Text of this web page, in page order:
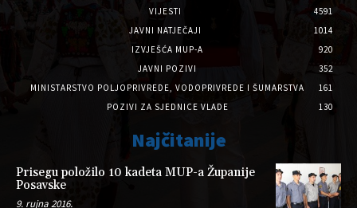
VIJESTI
4591
JAVNI NATJEČAJI
1014
IZVJEŠĆA MUP-A
920
JAVNI POZIVI
352
MINISTARSTVO POLJOPRIVREDE, VODOPRIVREDE I ŠUMARSTVA
161
POZIVI ZA SJEDNICE VLADE
130
Najčitanije
Prisegu položilo 10 kadeta MUP-a Županije
Posavske
9. rujna 2016.